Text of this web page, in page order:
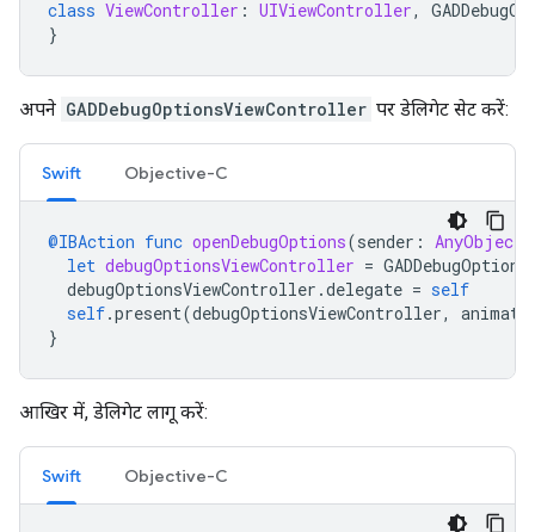
class ViewController : UIViewController,
}
अपने GADDebugOptionsViewController पर डेलिगेट सेट करें:
Swift Objective-C
@IBAction func openDebugOptions(sender : AnyObject
let debugOptionsViewController =
debugOptionsViewController .delegate = self
self.present(debugOptionsViewController,
}
आखिर में, डेलिगेट लागू करें:
Swift Objective-C